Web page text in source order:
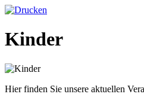
Kinder
Hier finden Sie unsere aktuellen